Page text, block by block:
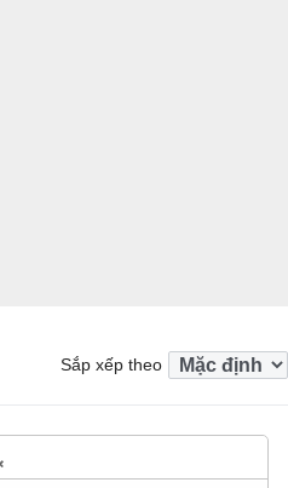
Sắp xếp theo